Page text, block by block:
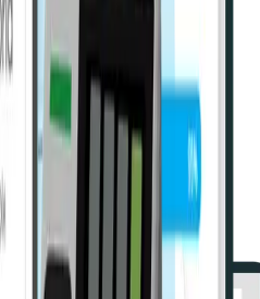
ideal para las empresas que